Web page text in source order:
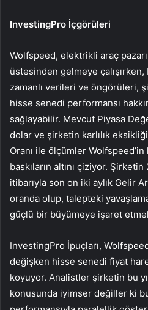
InvestingPro İçgörüleri
Wolfspeed, elektrikli araç
üstesinden gelmeye
zamanlı verileri ve öngörüleri,
hisse senedi performansı
sağlayabilir. Mevcut Piyasa
dolar ve şirketin karlılık
Oranı ile ölçümler Wolfspeed’in
baskıların altını çiziyor.
itibarıyla son on iki aylık Gelir
oranda olup, talepteki
güçlü bir büyümeye işaret
InvestingPro İpuçları,
değişken hisse senedi fiyat
koyuyor. Analistler şirketin bu
konusunda iyimser değiller ki